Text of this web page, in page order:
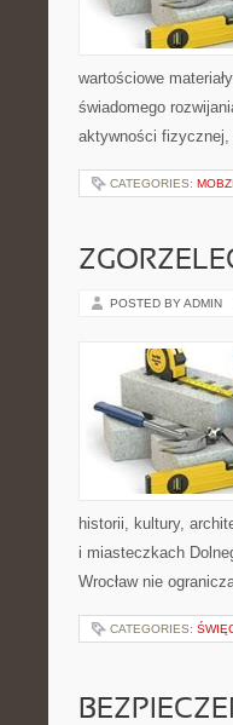
wartościowe
świadomego
aktywności
CATEGORIES:
POSTED BY ADMIN
historii, kultury,
i miasteczkach
Wrocław nie
CATEGORIES: